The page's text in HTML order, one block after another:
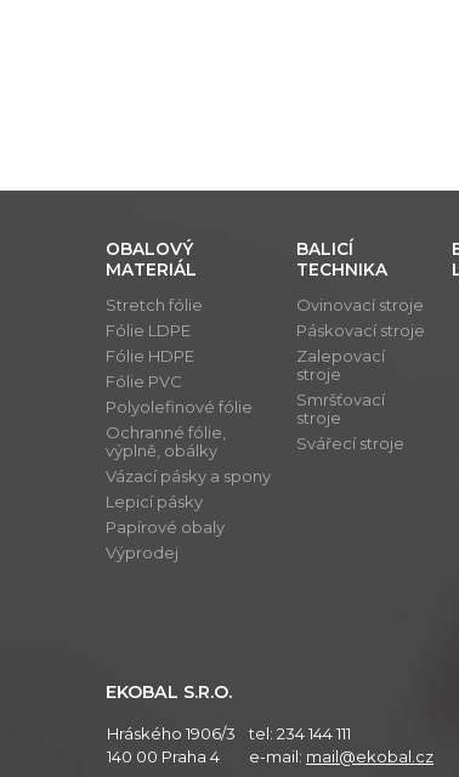
OBALOVÝ
MATERIÁL
Stretch fólie
Fólie LDPE
Fólie HDPE
Fólie PVC
Polyolefinové fólie
Ochranné fólie,
výplně, obálky
Vázací pásky a spony
Lepicí pásky
Papírové obaly
Výprodej
BALICÍ
TECHNIKA
Ovinovací stroje
Páskovací stroje
Zalepovací
stroje
Smršťovací
stroje
Svářecí stroje
EKOBAL S.R.O.
Hráského 1906/3
140 00 Praha 4
tel: 234 144 111
e-mail: mail@ekobal.cz